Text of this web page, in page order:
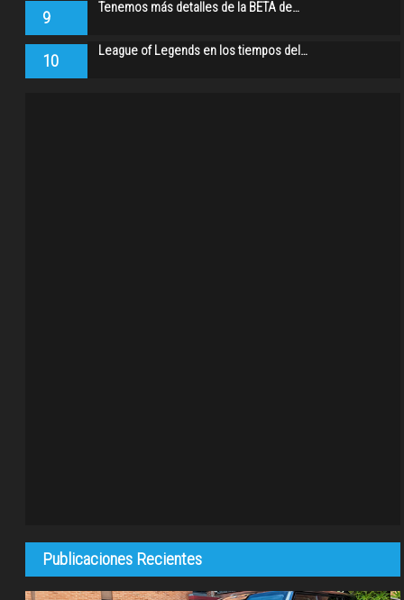
9 Tenemos más detalles de la BETA de…
10 League of Legends en los tiempos del…
Publicaciones Recientes